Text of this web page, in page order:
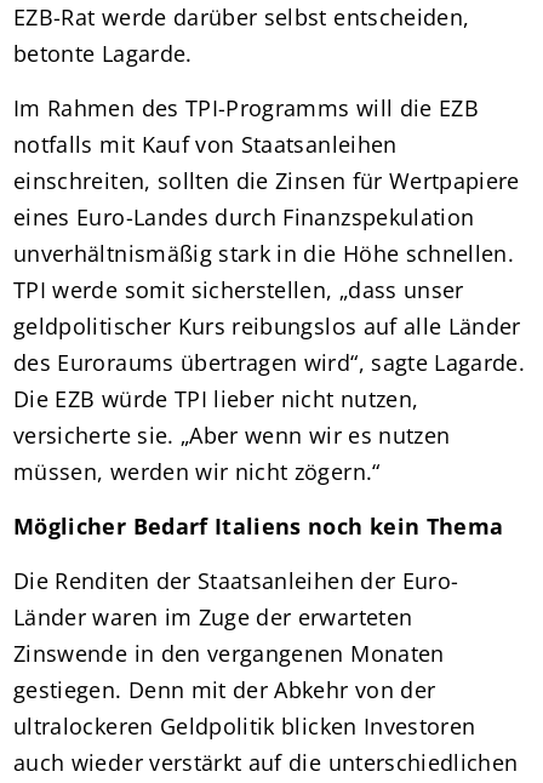
EZB-Rat werde darüber selbst entscheiden,
betonte Lagarde.
Im Rahmen des TPI-Programms will die EZB
notfalls mit Kauf von Staatsanleihen
einschreiten, sollten die Zinsen für Wertpapiere
eines Euro-Landes durch Finanzspekulation
unverhältnismäßig stark in die Höhe schnellen.
TPI werde somit sicherstellen, „dass unser
geldpolitischer Kurs reibungslos auf alle Länder
des Euroraums übertragen wird“, sagte Lagarde.
Die EZB würde TPI lieber nicht nutzen,
versicherte sie. „Aber wenn wir es nutzen
müssen, werden wir nicht zögern.“
Möglicher Bedarf Italiens noch kein Thema
Die Renditen der Staatsanleihen der Euro-
Länder waren im Zuge der erwarteten
Zinswende in den vergangenen Monaten
gestiegen. Denn mit der Abkehr von der
ultralockeren Geldpolitik blicken Investoren
auch wieder verstärkt auf die unterschiedlichen